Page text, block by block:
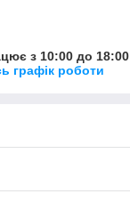
з 10:00 до 18:00
графік роботи